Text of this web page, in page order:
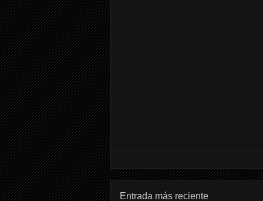
Entrada más reciente